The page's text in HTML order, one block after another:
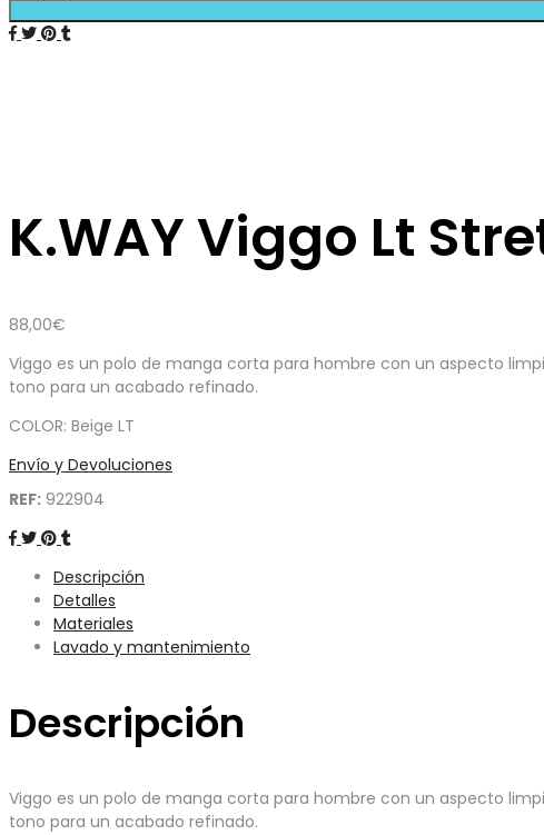
K.WAY Viggo Lt
88,00€
Viggo es un polo de manga corta para hombre con un aspecto
tono para un acabado refinado.
COLOR: Beige LT
Envío y Devoluciones
REF: 922904
Descripción
Detalles
Materiales
Lavado y mantenimiento
Descripción
Viggo es un polo de manga corta para hombre con un aspecto
tono para un acabado refinado.